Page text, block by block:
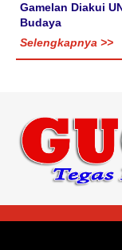
Gamelan Diakui
Budaya
Selengkapnya >>